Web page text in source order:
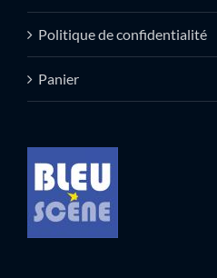
Politique de confidentialité
Panier